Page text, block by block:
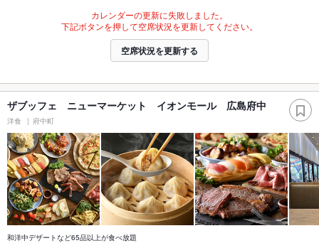
カレンダーの更新に失敗しました。
下記ボタンを押して空席状況を更新してください。
空席状況を更新する
ザブッフェ ニューマーケット イオンモール 広島府中
洋食 府中町
和洋中デザートなど65品以上が食べ放題